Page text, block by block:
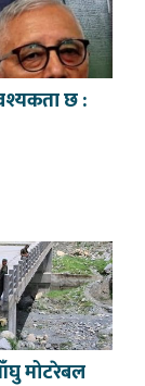
छ :
मोटरेबल